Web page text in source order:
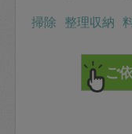
掃除 整理収納